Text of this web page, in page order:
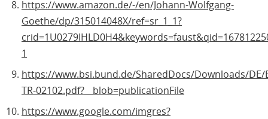
https://www.amazon.de/-/en/Johann-Wolfgang-
Goethe/dp/315014048X/ref=sr_1_1?
1
https://www.bsi.bund.de/SharedDocs/Downloads/
TR-02102.pdf?__blob=publicationFile
https://www.google.com/imgres?